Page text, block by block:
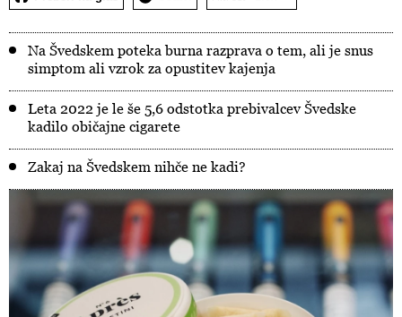
Na Švedskem poteka burna razprava o tem, ali je snus
simptom ali vzrok za opustitev kajenja
Leta 2022 je le še 5,6 odstotka prebivalcev Švedske
kadilo običajne cigarete
Zakaj na Švedskem nihče ne kadi?